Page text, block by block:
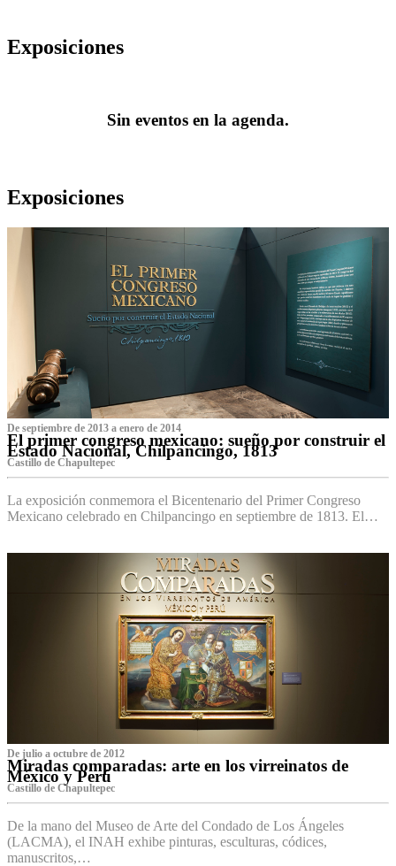
Exposiciones
Sin eventos en la agenda.
Exposiciones
De septiembre de 2013 a enero de 2014
El primer congreso mexicano: sueño por construir el
Estado Nacional, Chilpancingo, 1813
Castillo de Chapultepec
La exposición conmemora el Bicentenario del Primer Congreso
Mexicano celebrado en Chilpancingo en septiembre de 1813. El…
De julio a octubre de 2012
Miradas comparadas: arte en los virreinatos de
México y Perú
Castillo de Chapultepec
De la mano del Museo de Arte del Condado de Los Ángeles
(LACMA), el INAH exhibe pinturas, esculturas, códices,
manuscritos,…